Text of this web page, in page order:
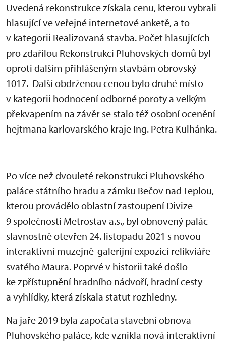
Uvedená rekonstrukce získala cenu, kterou vybrali
hlasující ve veřejné internetové anketě, a to
v kategorii Realizovaná stavba. Počet hlasujících
pro zdařilou Rekonstrukci Pluhovských domů byl
oproti dalším přihlášeným stavbám obrovský –
1017. Další obdrženou cenou bylo druhé místo
v kategorii hodnocení odborné poroty a velkým
překvapením na závěr se stalo též osobní ocenění
hejtmana karlovarského kraje Ing. Petra Kulhánka.
Po více než dvouleté rekonstrukci Pluhovského
paláce státního hradu a zámku Bečov nad Teplou,
kterou provádělo oblastní zastoupení Divize
9 společnosti Metrostav a.s., byl obnovený palác
slavnostně otevřen 24. listopadu 2021 s novou
interaktivní muzejně-galerijní expozicí relikviáře
svatého Maura. Poprvé v historii také došlo
ke zpřístupnění hradního nádvoří, hradní cesty
a vyhlídky, která získala statut rozhledny.
Na jaře 2019 byla započata stavební obnova
Pluhovského paláce, kde vznikla nová interaktivní